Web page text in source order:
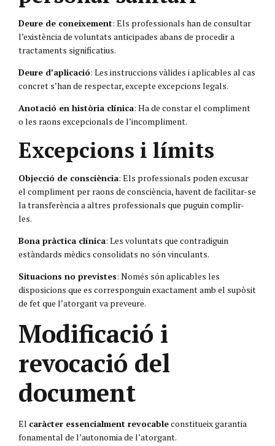
Deure de coneixement: Els professionals han de consultar
l’existència de voluntats anticipades abans de procedir a
tractaments significatius.
Deure d’aplicació: Les instruccions vàlides i aplicables al cas
concret s’han de respectar, excepte excepcions legals.
Anotació en història clínica: Ha de constar el compliment
o les raons excepcionals de l’incompliment.
Excepcions i límits
Objecció de consciència: Els professionals poden excusar
el compliment per raons de consciència, havent de facilitar-se
la transferència a altres professionals que puguin complir-
les.
Bona pràctica clínica: Les voluntats que contradiguin
estàndards mèdics consolidats no són vinculants.
Situacions no previstes: Només són aplicables les
disposicions que es corresponguin exactament amb el supòsit
de fet que l’atorgant va preveure.
Modificació i
revocació del
document
El caràcter essencialment revocableconstitueix garantia
fonamental de l’autonomia de l’atorgant.